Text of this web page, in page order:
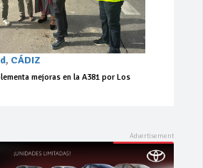
, CÁDIZ
mejoras en la A381 por Los